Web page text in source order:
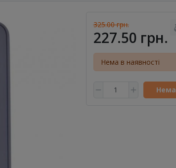
325.00 грн.
227.50 грн.
Нема в наявності
Нема